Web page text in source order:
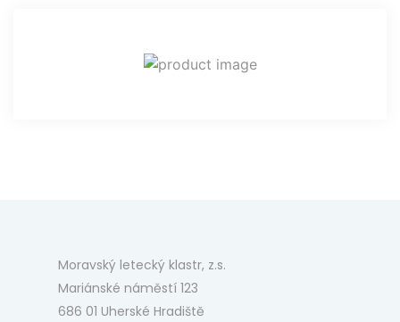
Moravský letecký klastr, z.s.
Mariánské náměstí 123
686 01 Uherské Hradiště